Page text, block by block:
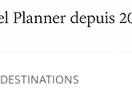
DESTINATIONS